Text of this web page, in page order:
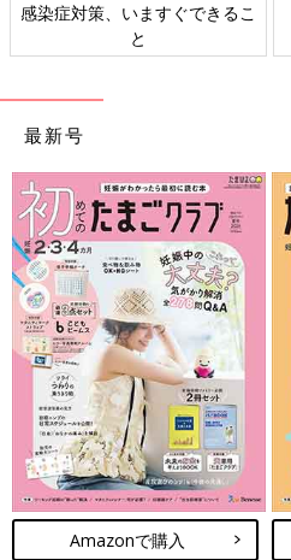
日本外来小児科学会リーフレッ
ト検討会
最新号
Amazonで購入